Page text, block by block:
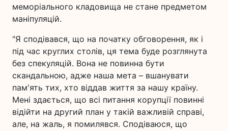
меморіального кладовища не стане предметом
маніпуляцій.
"Я сподівався, що на початку обговорення, як і
під час круглих столів, ця тема буде розглянута
без спекуляцій. Вона не повинна бути
скандальною, адже наша мета – вшанувати
пам'ять тих, хто віддав життя за нашу країну.
Мені здається, що всі питання корупції повинні
відійти на другий план у такій важливій справі,
але, на жаль, я помилявся. Сподіваюся, що